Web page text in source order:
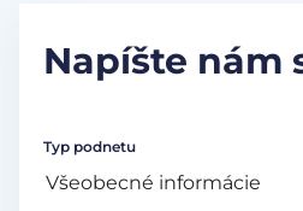
Napíšte nám
Typ podnetu